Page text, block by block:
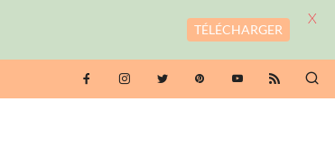
TÉLÉCHARGER
X